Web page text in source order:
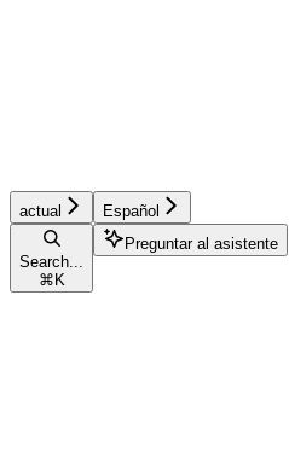
actual Español
Search...
⌘ K
Preguntar al asistente